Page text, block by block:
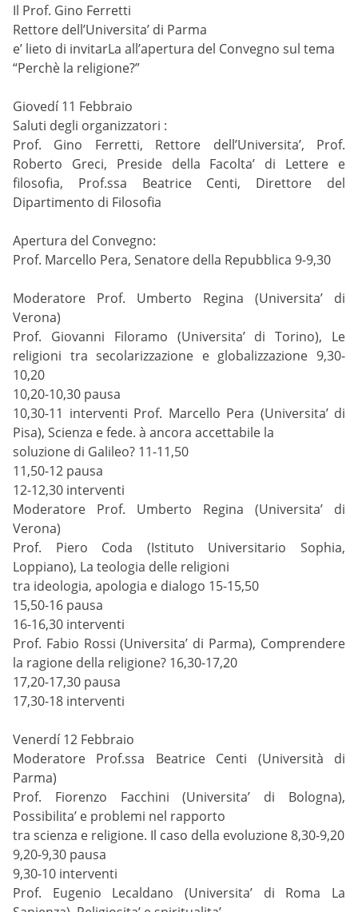
Il Prof. Gino Ferretti
Rettore dell’Universita’ di Parma
e’ lieto di invitarLa all’apertura del Convegno sul tema
“Perchè la religione?”
Giovedí 11 Febbraio
Saluti degli organizzatori :
Prof. Gino Ferretti, Rettore dell’Universita’, Prof.
Roberto Greci, Preside della Facolta’ di Lettere e
filosofia, Prof.ssa Beatrice Centi, Direttore del
Dipartimento di Filosofia
Apertura del Convegno:
Prof. Marcello Pera, Senatore della Repubblica 9-9,30
Moderatore Prof. Umberto Regina (Universita’ di
Verona)
Prof. Giovanni Filoramo (Universita’ di Torino), Le
religioni tra secolarizzazione e globalizzazione 9,30-
10,20
10,20-10,30 pausa
10,30-11 interventi Prof. Marcello Pera (Universita’ di
Pisa), Scienza e fede. à ancora accettabile la
soluzione di Galileo? 11-11,50
11,50-12 pausa
12-12,30 interventi
Moderatore Prof. Umberto Regina (Universita’ di
Verona)
Prof. Piero Coda (Istituto Universitario Sophia,
Loppiano), La teologia delle religioni
tra ideologia, apologia e dialogo 15-15,50
15,50-16 pausa
16-16,30 interventi
Prof. Fabio Rossi (Universita’ di Parma), Comprendere
la ragione della religione? 16,30-17,20
17,20-17,30 pausa
17,30-18 interventi
Venerdí 12 Febbraio
Moderatore Prof.ssa Beatrice Centi (Università di
Parma)
Prof. Fiorenzo Facchini (Universita’ di Bologna),
Possibilita’ e problemi nel rapporto
tra scienza e religione. Il caso della evoluzione 8,30-9,20
9,20-9,30 pausa
9,30-10 interventi
Prof. Eugenio Lecaldano (Universita’ di Roma La